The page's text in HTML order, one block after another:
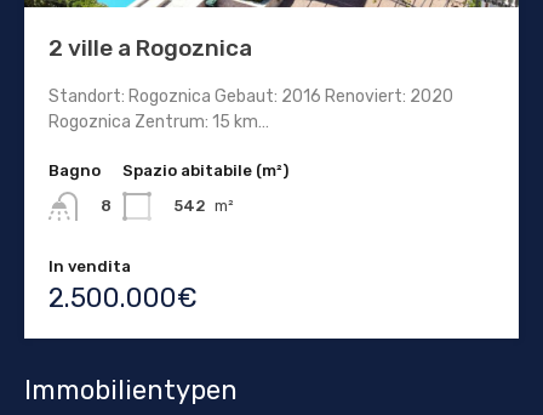
2 ville a Rogoznica
Standort: Rogoznica Gebaut: 2016 Renoviert: 2020
Rogoznica Zentrum: 15 km…
Bagno
8
Spazio abitabile (m²)
542 m²
In vendita
2.500.000€
Immobilientypen